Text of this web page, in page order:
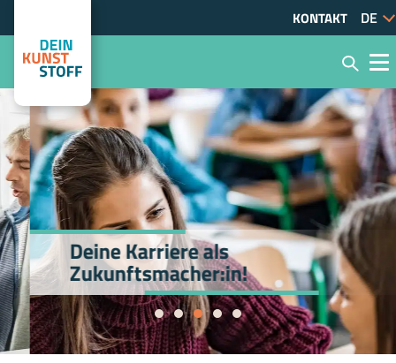
KONTAKT
Deine Karriere als
Zukunftsmacher:in!